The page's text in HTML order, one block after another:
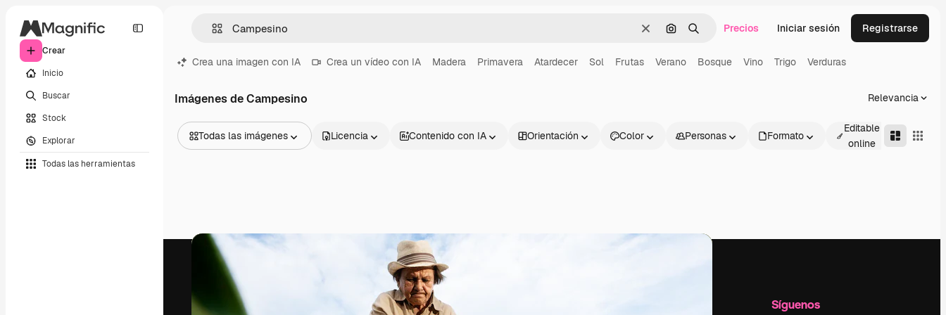
Crear
Inicio
Buscar
Stock
Explorar
Todas las herramientas
BorrarBuscar por imagen
BuscarPrecios Iniciar sesión Registrarse
Crea una imagen con IA Crea un vídeo con IA Madera Primavera Atardecer Sol Frutas Verano Bosque Vino Trigo Verduras
Imágenes de Campesino Relevancia
Todas las imágenes
Vídeos
Clips de vídeo
Motion graphics
Plantillas de vídeos
Modelos 3D
Fuentes
Licencia Contenido con IA Orientación Color Personas Formato
Editable
online
Productos Síguenos